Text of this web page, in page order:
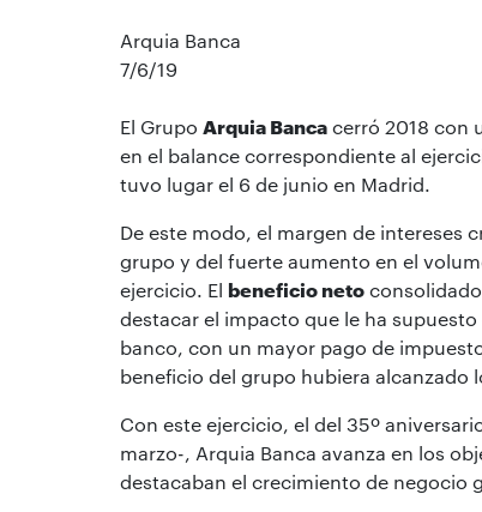
Arquia Banca
7/6/19
El Grupo Arquia Banca cerró 2018 con
en el balance correspondiente al
tuvo lugar el 6 de junio en Madrid.
De este modo, el margen de intereses
grupo y del fuerte aumento en el
ejercicio. El beneficio neto
destacar el impacto que le ha
banco, con un mayor pago de
beneficio del grupo hubiera alcanzado
Con este ejercicio, el del 35º
marzo-, Arquia Banca avanza en los
destacaban el crecimiento de negocio